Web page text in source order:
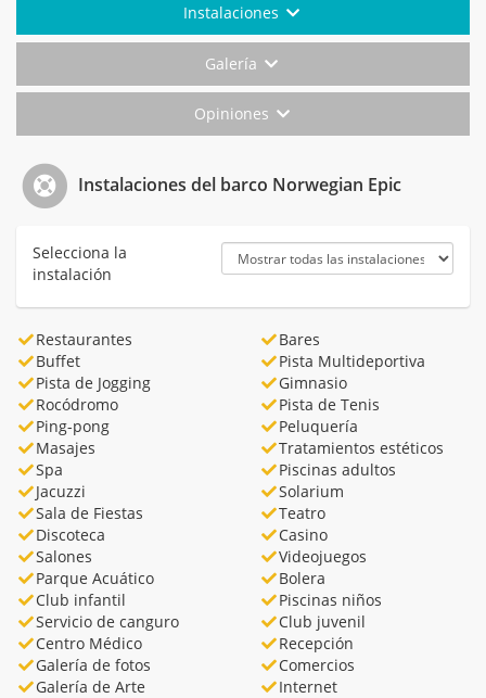
Instalaciones
Galería
Opiniones
Instalaciones del barco Norwegian Epic
Selecciona la
instalación
Restaurantes
Bares
Buffet
Pista Multideportiva
Pista de Jogging
Gimnasio
Rocódromo
Pista de Tenis
Ping-pong
Peluquería
Masajes
Tratamientos estéticos
Spa
Piscinas adultos
Jacuzzi
Solarium
Sala de Fiestas
Teatro
Discoteca
Casino
Salones
Videojuegos
Parque Acuático
Bolera
Club infantil
Piscinas niños
Servicio de canguro
Club juvenil
Centro Médico
Recepción
Galería de fotos
Comercios
Galería de Arte
Internet